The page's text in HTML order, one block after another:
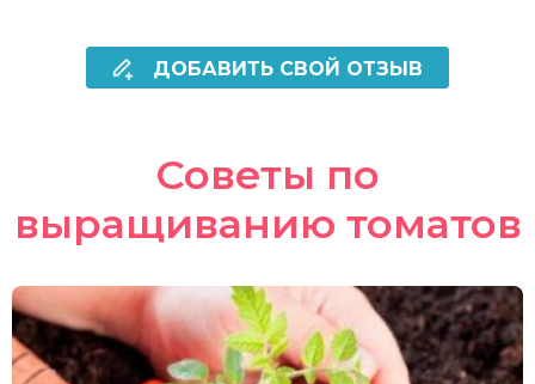
ДОБАВИТЬ СВОЙ ОТЗЫВ
Советы по
выращиванию томатов